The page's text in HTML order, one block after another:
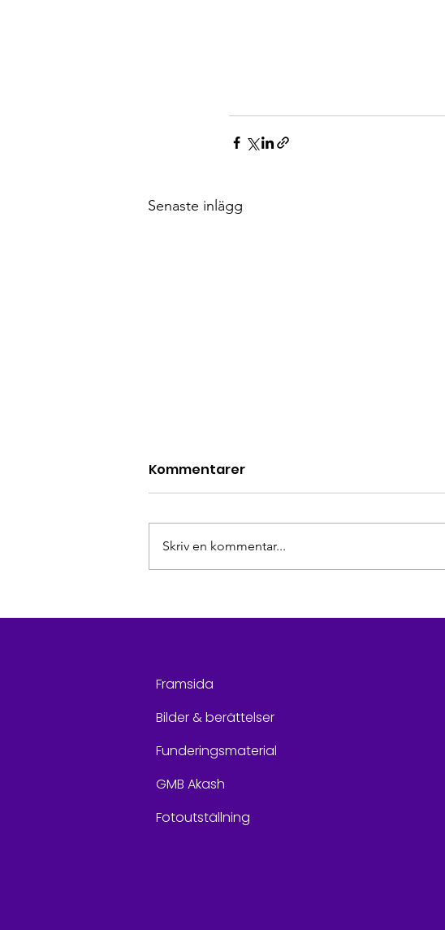
Senaste inlägg
Akashs utställning tar
Kommentarer
Skriv en kommentar...
Framsida
Bilder & berättelser
Funderingsmaterial
GMB Akash
Fotoutställning